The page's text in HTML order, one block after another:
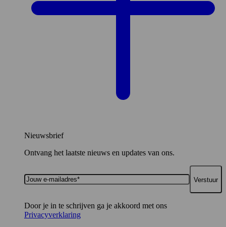
Nieuwsbrief
Ontvang het laatste nieuws en updates van ons.
Jouw
e-
Door je in te schrijven ga je akkoord met ons
Privacyverklaring